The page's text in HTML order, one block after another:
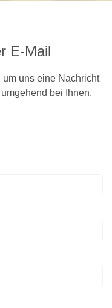
E-Mail
um uns eine Nachricht
bei Ihnen.